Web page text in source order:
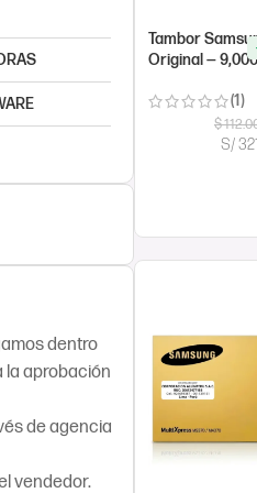
dentro
la aprobación
de agencia
vendedor.
Tambor
Original —
(1)
$
S/